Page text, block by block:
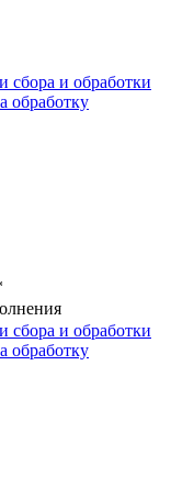
сбора и обработки
обработку
сбора и обработки
обработку